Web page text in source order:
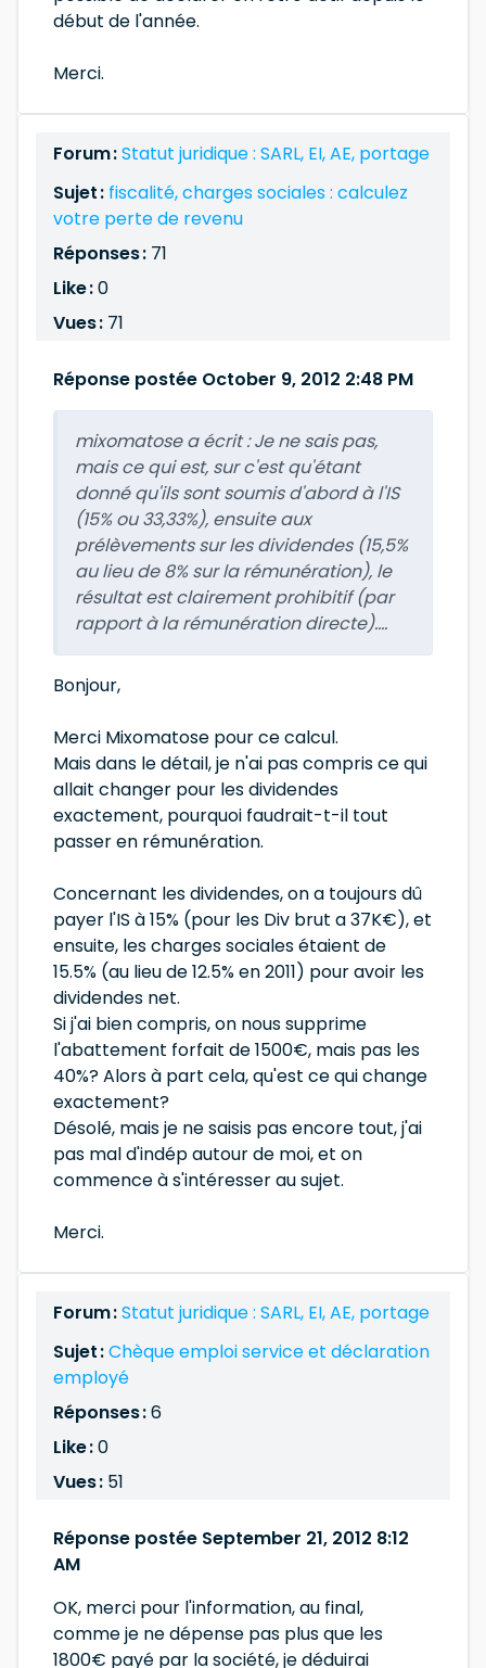
début de l'année.
Merci.
Forum :Statut juridique : SARL, EI, AE, portage
Sujet : fiscalité, charges sociales : calculez
votre perte de revenu
Réponses : 71
Like :0
Vues : 71
Réponse postée October 9, 2012 2:48 PM
mixomatose a écrit :Je ne sais pas,
mais ce qui est, sur c'est qu'étant
donné qu'ils sont soumis d'abord à l'IS
(15% ou 33,33%), ensuite aux
prélèvements sur les dividendes (15,5%
au lieu de 8% sur la rémunération), le
résultat est clairement prohibitif (par
rapport à la rémunération directe)....
Bonjour,
Merci Mixomatose pour ce calcul.
Mais dans le détail, je n'ai pas compris ce qui
allait changer pour les dividendes
exactement, pourquoi faudrait-t-il tout
passer en rémunération.
Concernant les dividendes, on a toujours dû
payer l'IS à 15% (pour les Div brut a 37K€), et
ensuite, les charges sociales étaient de
15.5% (au lieu de 12.5% en 2011) pour avoir les
dividendes net.
Si j'ai bien compris, on nous supprime
l'abattement forfait de 1500€, mais pas les
40%? Alors à part cela, qu'est ce qui change
exactement?
Désolé, mais je ne saisis pas encore tout, j'ai
pas mal d'indép autour de moi, et on
commence à s'intéresser au sujet.
Merci.
Forum :Statut juridique : SARL, EI, AE, portage
Sujet :Chèque emploi service et déclaration
employé
Réponses :6
Like :0
Vues : 51
Réponse postée September 21, 2012 8:12
AM
OK, merci pour l'information, au final,
comme je ne dépense pas plus que les
1800€ payé par la société, je déduirai